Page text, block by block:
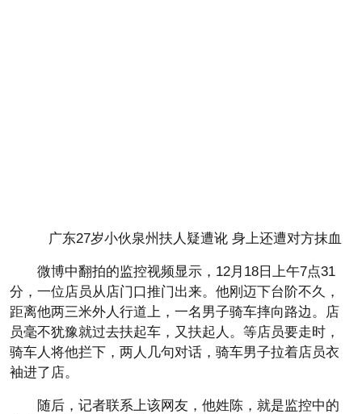
广东27岁小伙泉州扶人疑遭讹 身上还遭对方抹血
微博中翻拍的监控视频显示，12月18日上午7点31
分，一位店员从店门口推门出来。他刚迈下台阶不久，
距离他两三米外人行道上，一名男子骑车摔向路边。店
员毫不犹豫就过去扶起车，又扶起人。等店员要走时，
骑车人将他拦下，两人几句对话，骑车男子拉着店员衣
袖进了店。
随后，记者联系上该网友，他姓陈，就是监控中的